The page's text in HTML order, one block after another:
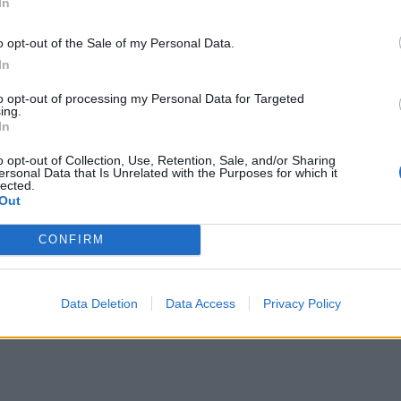
opt-out of the Sale of my Personal Data.
opt-out of processing my Personal Data for Targeted
opt-out of Collection, Use, Retention, Sale, and/or Sharing
Data that Is Unrelated with the Purposes for which it
CONFIRM
Data Deletion Data Access Privacy Policy
rankoje peilį, jis grasino ją nužudyti.
dėl ko kilo konfliktas ir kas paskatino vaikiną taip
kai manoma, prisidėjo išgertas alkoholis.